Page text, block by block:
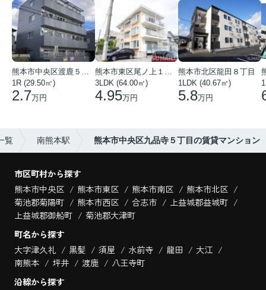
熊本市中央区渡鹿５丁目
1R (29.50㎡)
2.7万円
熊本市東区尾ノ上１丁目
3LDK (64.00㎡)
4.95万円
熊本市北区龍田８丁目
1LDK (40.67㎡)
5.8万円
覧 南熊本駅 熊本市中央区九品寺５丁目の賃貸マンション
市区町村から探す
熊本市中央区
熊本市東区 熊本市南区
熊本市北区
菊池郡菊陽町
熊本市西区 合志市
上益城郡益城町
上益城郡御船町
菊池郡大津町
町名から探す
大字津久礼
黒髪 須屋 水前寺 龍田
大江
南熊本
坪井 渡鹿
八王寺町
沿線から探す